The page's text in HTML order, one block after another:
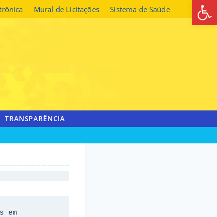
Mural de Licitações Sistema de Saúde
TRANSPARÊNCIA
em